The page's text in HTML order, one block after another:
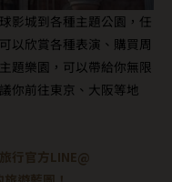
影城到各種主題公園，任
以欣賞各種表演、購買周
題樂園，可以帶給你無限
你前往東京、大阪等地
行官方LINE@